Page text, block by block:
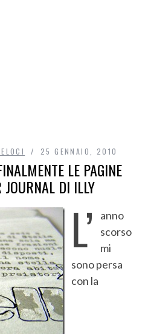
25 GENNAIO, 2010
LE PAGINE
JOURNAL DI ILLY
L’
anno
scorso
mi
sono persa
con la